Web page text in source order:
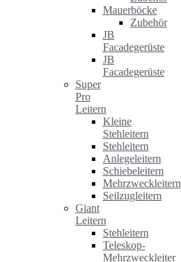
Mauerböcke
Zubehör
JB
Facadegerüste
JB
Facadegerüste
Super
Pro
Leitern
Kleine
Stehleitern
Stehleitern
Anlegeleitern
Schiebeleitern
Mehrzweckleitern
Seilzugleitern
Giant
Leitern
Stehleitern
Teleskop-
Mehrzweckleiter